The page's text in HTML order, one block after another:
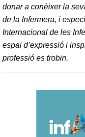
donar a conèixer la
de la Infermera, i
Internacional de les
espai d’expressió i
professió es trobin.